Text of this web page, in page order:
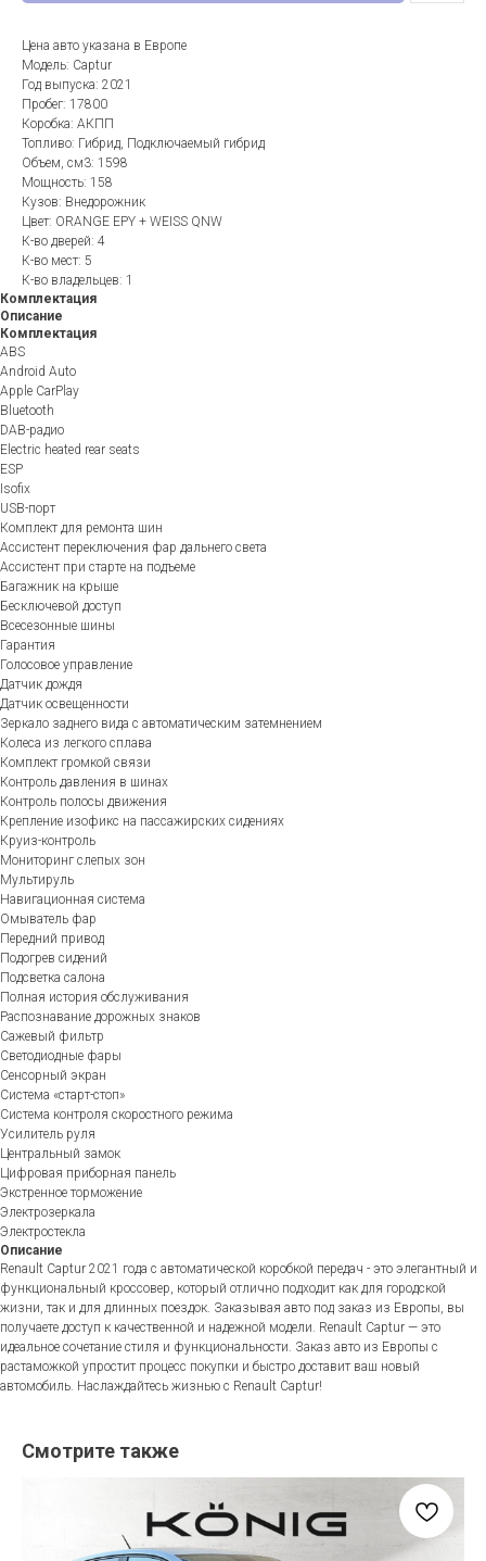
Цена авто указана в Европе
Модель: Captur
Год выпуска: 2021
Пробег: 17800
Коробка: АКПП
Топливо: Гибрид, Подключаемый гибрид
Объем, см3: 1598
Мощность: 158
Кузов: Внедорожник
Цвет: ORANGE EPY + WEISS QNW
К-во дверей: 4
К-во мест: 5
К-во владельцев: 1
Комплектация
Описание
Комплектация
ABS
Android Auto
Apple CarPlay
Bluetooth
DAB-радио
Electric heated rear seats
ESP
Isofix
USB-порт
Комплект для ремонта шин
Ассистент переключения фар дальнего света
Ассистент при старте на подъеме
Багажник на крыше
Бесключевой доступ
Всесезонные шины
Гарантия
Голосовое управление
Датчик дождя
Датчик освещенности
Зеркало заднего вида с автоматическим затемнением
Колеса из легкого сплава
Комплект громкой связи
Контроль давления в шинах
Контроль полосы движения
Крепление изофикс на пассажирских сидениях
Круиз-контроль
Мониторинг слепых зон
Мультируль
Навигационная система
Омыватель фар
Передний привод
Подогрев сидений
Подсветка салона
Полная история обслуживания
Распознавание дорожных знаков
Сажевый фильтр
Светодиодные фары
Сенсорный экран
Система «старт-стоп»
Система контроля скоростного режима
Усилитель руля
Центральный замок
Цифровая приборная панель
Экстренное торможение
Электрозеркала
Электростекла
Описание
Renault Captur 2021 года с автоматической коробкой передач - это элегантный и
функциональный кроссовер, который отлично подходит как для городской
жизни, так и для длинных поездок. Заказывая авто под заказ из Европы, вы
получаете доступ к качественной и надежной модели. Renault Captur — это
идеальное сочетание стиля и функциональности. Заказ авто из Европы с
растаможкой упростит процесс покупки и быстро доставит ваш новый
автомобиль. Наслаждайтесь жизнью с Renault Captur!
Смотрите также